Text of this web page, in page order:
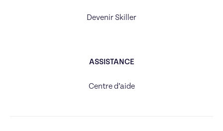
Devenir Skiller
ASSISTANCE
Centre d’aide